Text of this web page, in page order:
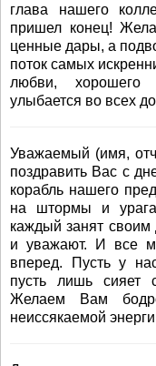
глава нашего
пришел конец!
ценные дары, а
поток самых
любви, хорошего
улыбается во всех
Уважаемый (имя,
поздравить Вас с
корабль нашего
на штормы и
каждый занят своим
и уважают. И все
вперед. Пусть у
пусть лишь сияет
Желаем Вам
неиссякаемой